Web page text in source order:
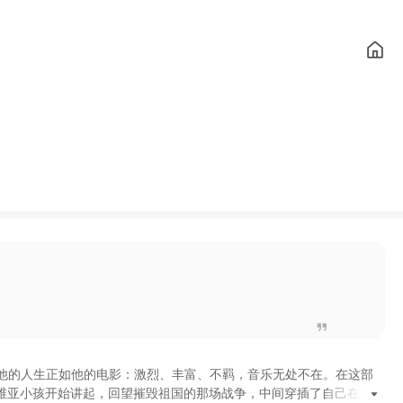
的人生正如他的电影 ： 激烈 丰富 不羁 ， 音乐无处不在。 在这部
亚小孩开始讲起 ， 回望摧毁祖国的那场战争 ， 中间穿插了自己在电影